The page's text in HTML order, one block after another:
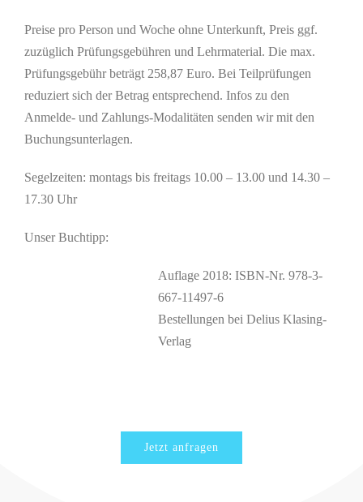
Preise pro Person und Woche ohne Unterkunft, Preis ggf.
zuzüglich Prüfungsgebühren und Lehrmaterial. Die max.
Prüfungsgebühr beträgt 258,87 Euro. Bei Teilprüfungen
reduziert sich der Betrag entsprechend. Infos zu den
Anmelde- und Zahlungs-Modalitäten senden wir mit den
Buchungsunterlagen.
Segelzeiten: montags bis freitags 10.00 – 13.00 und 14.30 –
17.30 Uhr
Unser Buchtipp:
Auflage 2018: ISBN-Nr. 978-3-
667-11497-6
Bestellungen bei Delius Klasing-
Verlag
Jetzt anfragen